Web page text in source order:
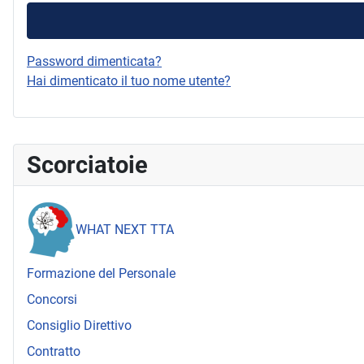
Scorciatoie
WHAT NEXT TTA
Formazione del Personale
Concorsi
Consiglio Direttivo
Contratto
Password dimenticata?
Hai dimenticato il tuo nome utente?